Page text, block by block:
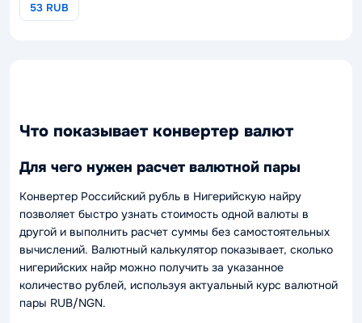
53 RUB
Что показывает конвертер валют
Для чего нужен расчет валютной пары
Конвертер Российский рубль в Нигерийскую найру
позволяет быстро узнать стоимость одной валюты в
другой и выполнить расчет суммы без самостоятельных
вычислений. Валютный калькулятор показывает, сколько
нигерийских найр можно получить за указанное
количество рублей, используя актуальный курс валютной
пары RUB/NGN.